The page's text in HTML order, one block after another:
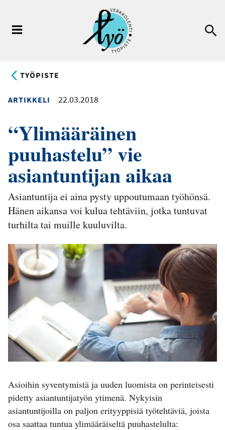
pääsisältöön
TYÖPISTE
ARTIKKELI 22.03.2018
“Ylimääräinen
puuhastelu” vie
asiantuntijan aikaa
Asiantuntija ei aina pysty uppoutumaan työhönsä.
Hänen aikansa voi kulua tehtäviin, jotka tuntuvat
turhilta tai muille kuuluvilta.
Asioihin syventymistä ja uuden luomista on perinteisesti
pidetty asiantuntijatyön ytimenä. Nykyisin
asiantuntijoilla on paljon erityyppisiä työtehtäviä, joista
osa saattaa tuntua ylimääräiseltä puuhastelulta: